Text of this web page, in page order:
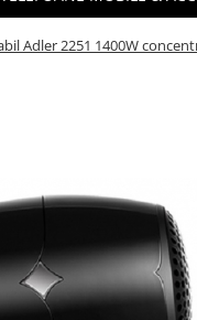
Adler 2251 1400W